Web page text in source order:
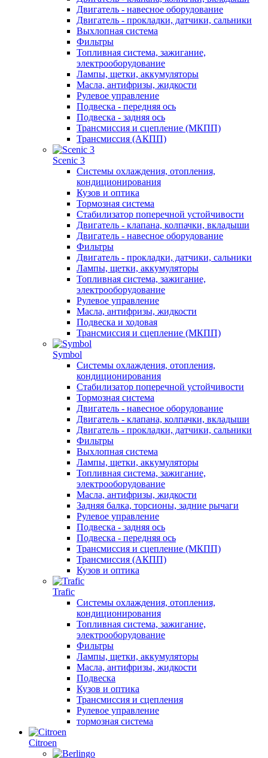
Двигатель - навесное оборудование
Двигатель - прокладки, датчики, сальники
Выхлопная система
Фильтры
Топливная система, зажигание,
электрооборудование
Лампы, щетки, аккумуляторы
Масла, антифризы, жидкости
Рулевое управление
Подвеска - передняя ось
Подвеска - задняя ось
Трансмиссия и сцепление (МКПП)
Трансмиссия (АКПП)
Scenic 3
Системы охлаждения, отопления,
кондиционирования
Кузов и оптика
Тормозная система
Стабилизатор поперечной устойчивости
Двигатель - клапана, колпачки, вкладыши
Двигатель - навесное оборудование
Фильтры
Двигатель - прокладки, датчики, сальники
Лампы, щетки, аккумуляторы
Топливная система, зажигание,
электрооборудование
Рулевое управление
Масла, антифризы, жидкости
Подвеска и ходовая
Трансмиссия и сцепление (МКПП)
Symbol
Системы охлаждения, отопления,
кондиционирования
Стабилизатор поперечной устойчивости
Тормозная система
Двигатель - навесное оборудование
Двигатель - клапана, колпачки, вкладыши
Двигатель - прокладки, датчики, сальники
Фильтры
Выхлопная система
Лампы, щетки, аккумуляторы
Топливная система, зажигание,
электрооборудование
Масла, антифризы, жидкости
Задняя балка, торсионы, задние рычаги
Рулевое управление
Подвеска - задняя ось
Подвеска - передняя ось
Трансмиссия и сцепление (МКПП)
Трансмиссия (АКПП)
Кузов и оптика
Trafic
Системы охлаждения, отопления,
кондиционирования
Топливная система, зажигание,
электрооборудование
Фильтры
Лампы, щетки, аккумуляторы
Масла, антифризы, жидкости
Подвеска
Кузов и оптика
Трансмиссия и сцепления
Рулевое управление
тормозная система
Citroen